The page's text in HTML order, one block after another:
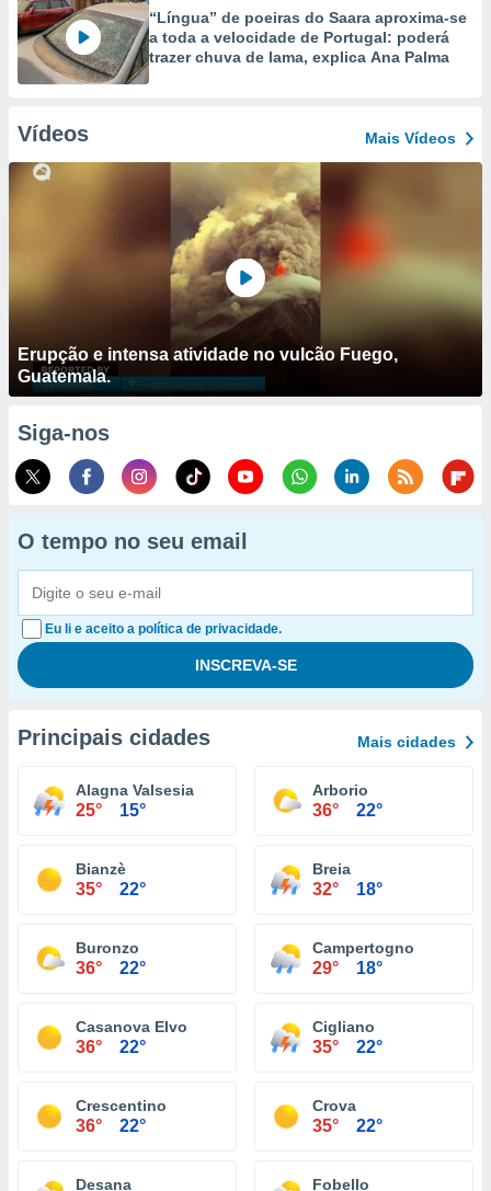
“Língua” de poeiras do Saara aproxima-se
a toda a velocidade de Portugal: poderá
trazer chuva de lama, explica Ana Palma
Vídeos Mais Vídeos
Erupção e intensa atividade no vulcão Fuego,
Guatemala.
Siga-nos
O tempo no seu email
Eu li e aceito a política de privacidade.
Principais cidades Mais cidades
Alagna Valsesia
25° 15°
Arborio
36° 22°
Bianzè
35° 22°
Breia
32° 18°
Buronzo
36° 22°
Campertogno
29° 18°
Casanova Elvo
36° 22°
Cigliano
35° 22°
Crescentino
36° 22°
Crova
35° 22°
Desana Fobello